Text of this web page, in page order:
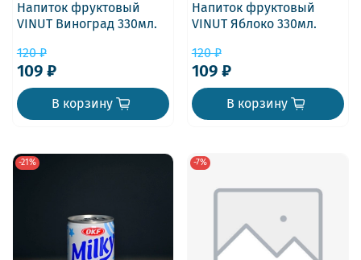
Напиток фруктовый
VINUT Виноград 330мл.
120 ₽
109 ₽
В корзину
Напиток фруктовый
VINUT Яблоко 330мл.
120 ₽
109 ₽
В корзину
-21% -7%